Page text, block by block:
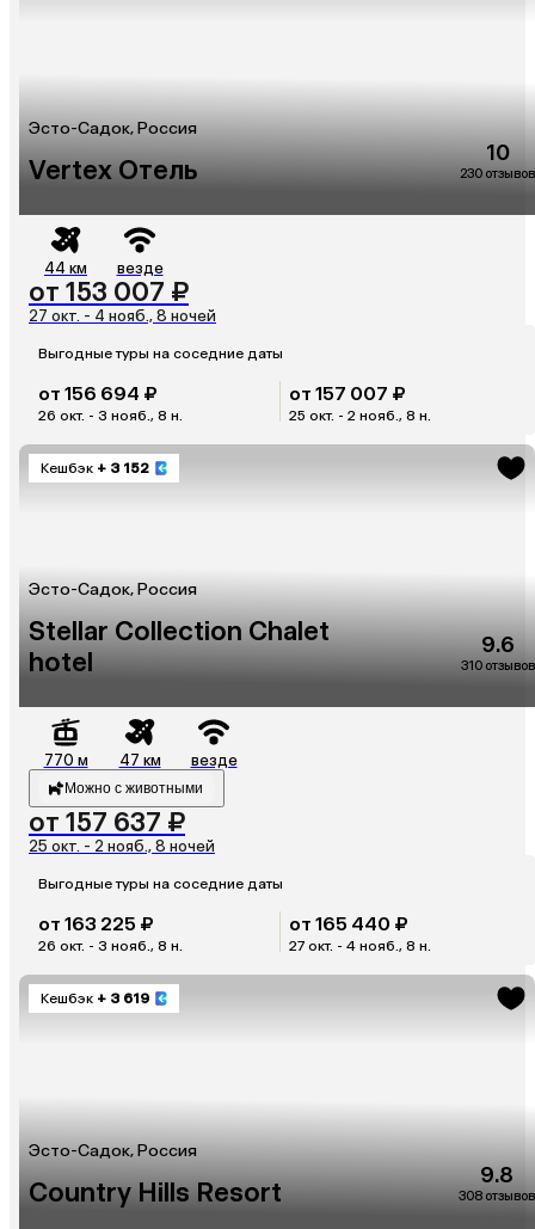
Эсто-Садок, Россия
Vertex Отель
10
230 отзывов
44 км везде
от 153 007 ₽
27 окт. - 4 нояб., 8 ночей
Выгодные туры на соседние даты
от 156 694 ₽
26 окт. - 3 нояб., 8 н.
от 157 007 ₽
25 окт. - 2 нояб., 8 н.
Кешбэк + 3 152
Эсто-Садок, Россия
Stellar Collection Chalet
hotel
9.6
310 отзывов
770 м 47 км везде
Можно с животными
от 157 637 ₽
25 окт. - 2 нояб., 8 ночей
Выгодные туры на соседние даты
от 163 225 ₽
26 окт. - 3 нояб., 8 н.
от 165 440 ₽
27 окт. - 4 нояб., 8 н.
Кешбэк + 3 619
Эсто-Садок, Россия
Country Hills Resort
9.8
308 отзывов